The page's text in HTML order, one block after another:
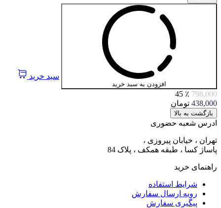
افزودن به سبد خرید
سبد خرید
798,000 ٪ 45
438,000 تومان
بازگشت به بالا
ادرس شعبه حضوری
تهران ، خیابان پیروزی ،
پاساژ کسا ، طبقه همکف ، پلاک 84
راهنمای خرید
شرایط استفاده
رویه ارسال سفارش
پیگیری سفارش